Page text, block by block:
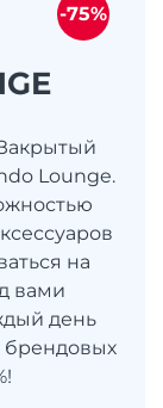
Lounge.
на
вами
день
брендовых
-75%